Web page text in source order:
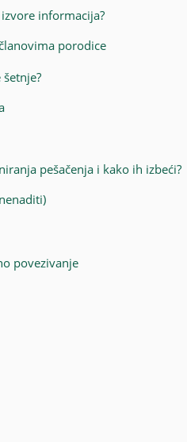
informacija?
porodice
pešačenja i kako ih izbeći?
povezivanje